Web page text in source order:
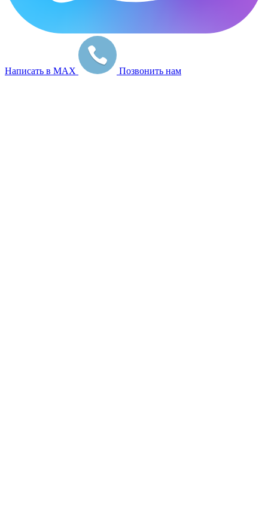
Написать в MAX Позвонить нам